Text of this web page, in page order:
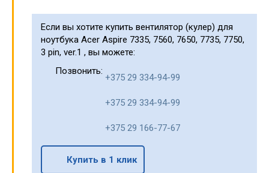
Если вы хотите купить вентилятор (кулер) для
ноутбука Acer Aspire 7335, 7560, 7650, 7735, 7750,
3 pin, ver.1 , вы можете:
Позвонить:
+375 29 334-94-99
+375 29 334-94-99
+375 29 166-77-67
Купить в 1 клик